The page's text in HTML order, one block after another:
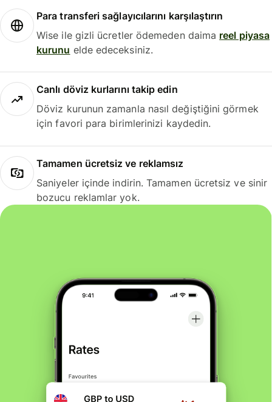
Para transferi sağlayıcılarını karşılaştırın
Wise ile gizli ücretler ödemeden daima reel piyasa
kurunu elde edeceksiniz.
Canlı döviz kurlarını takip edin
Döviz kurunun zamanla nasıl değiştiğini görmek
için favori para birimlerinizi kaydedin.
Tamamen ücretsiz ve reklamsız
Saniyeler içinde indirin. Tamamen ücretsiz ve sinir
bozucu reklamlar yok.